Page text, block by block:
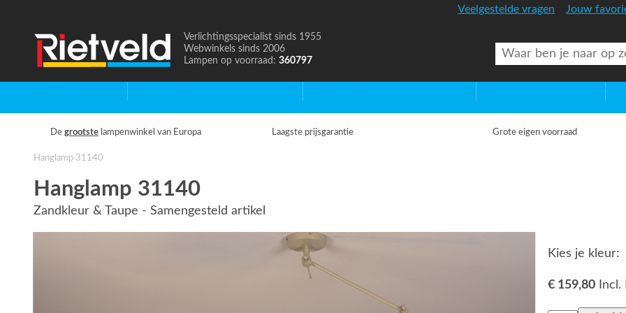
Veelgestelde vragen Jouw
Naar
de
Verlichtingsspecialist sinds 1955
Webwinkels sinds 2006
Lampen op voorraad: 360797
De grootste lampenwinkel van Europa Laagste prijsgarantie Grote eigen voorraad
Hanglamp 31140
Hanglamp 31140
Zandkleur & Taupe - Samengesteld artikel
Kies je kleur:
€ 159,80